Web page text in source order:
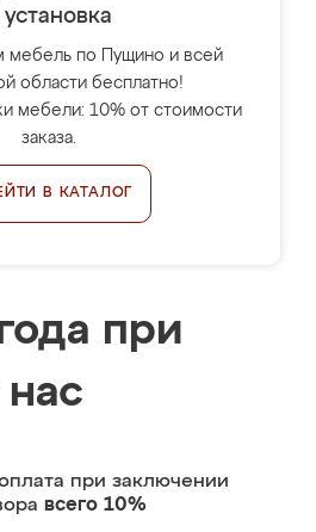
установка
мебель по Пущино и всей
области бесплатно!
мебели: 10% от стоимости
заказа.
В КАТАЛОГ
при
нас
при заключении
всего 10%